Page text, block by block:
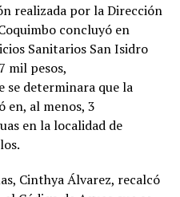
realizada por la Dirección
concluyó en
Sanitarios San Isidro
mil pesos,
se determinara que la
en, al menos, 3
en la localidad de
Cinthya Álvarez, recalcó